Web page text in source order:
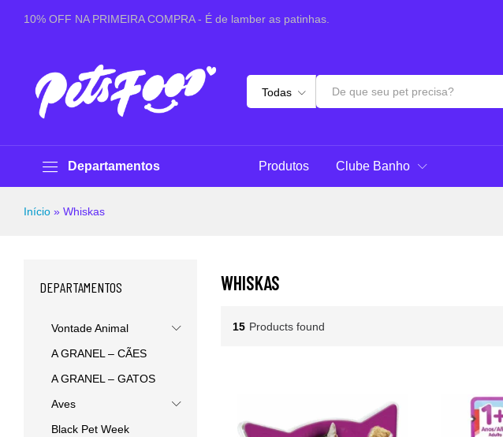
10% OFF NA PRIMEIRA COMPRA - É de lamber as patinhas.
Todas
Departamentos Produtos Clube Banho
Início » Whiskas
WHISKAS
15 Products found
DEPARTAMENTOS
Vontade Animal
A GRANEL – CÃES
A GRANEL – GATOS
Aves
Black Pet Week